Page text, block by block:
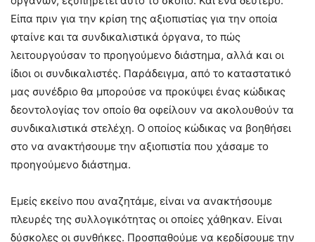
Είπα πριν για την κρίση της αξιοπιστίας για την οποία
φταίνε και τα συνδικαλιστικά όργανα, το πώς
λειτουργούσαν το προηγούμενο διάστημα, αλλά και οι
ίδιοι οι συνδικαλιστές. Παράδειγμα, από το καταστατικό
μας συνέδριο θα μπορούσε να προκύψει ένας κώδικας
δεοντολογίας τον οποίο θα οφείλουν να ακολουθούν τα
συνδικαλιστικά στελέχη. Ο οποίος κώδικας να βοηθήσει
στο να ανακτήσουμε την αξιοπιστία που χάσαμε το
προηγούμενο διάστημα.
Εμείς εκείνο που αναζητάμε, είναι να ανακτήσουμε
πλευρές της συλλογικότητας οι οποίες χάθηκαν. Είναι
δύσκολες οι συνθήκες. Προσπαθούμε να κερδίσουμε την